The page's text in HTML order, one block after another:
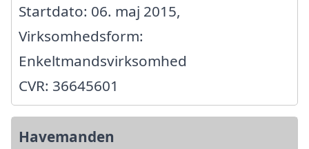
Startdato: 06. maj 2015,
Virksomhedsform:
Enkeltmandsvirksomhed
CVR: 36645601
Havemanden